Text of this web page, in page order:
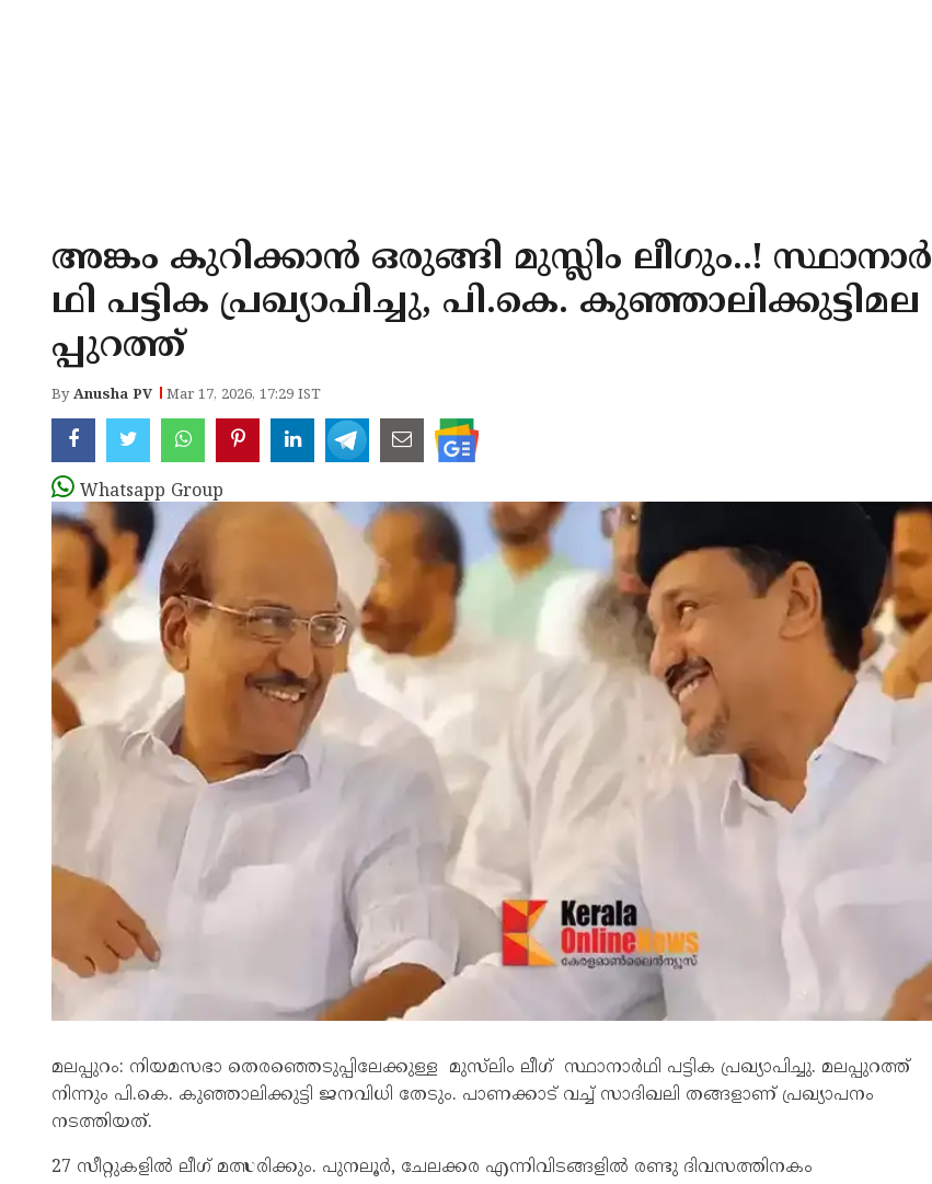
അങ്കം കുറിക്കാൻ ഒരുങ്ങി മുസ്ലിം ലീഗും..! സ്ഥാനാർ
ഥി പട്ടിക പ്രഖ‍്യാപിച്ചു, പി.കെ. കുഞ്ഞാലിക്കുട്ടിമല
പ്പുറത്ത്
ByAnusha PV Mar 17, 2026, 17:29 IST
Whatsapp Group
മലപ്പുറം: നിയമസഭാ തെരഞ്ഞെടുപ്പിലേക്കുള്ള മുസ്‌ലിം ലീഗ് സ്ഥാനാർഥി പട്ടിക പ്രഖ‍്യാപിച്ചു. മലപ്പുറത്ത്
നിന്നും പി.കെ. കുഞ്ഞാലിക്കുട്ടി ജനവിധി തേടും. പാണക്കാട് വച്ച് സാദിഖലി തങ്ങളാണ് പ്രഖ‍്യാപനം
നടത്തിയത്.
27 സീറ്റുകളിൽ ലീഗ് മത്സരിക്കും. പുനലൂർ, ചേലക്കര എന്നിവിടങ്ങളിൽ രണ്ടു ദിവസത്തിനകം